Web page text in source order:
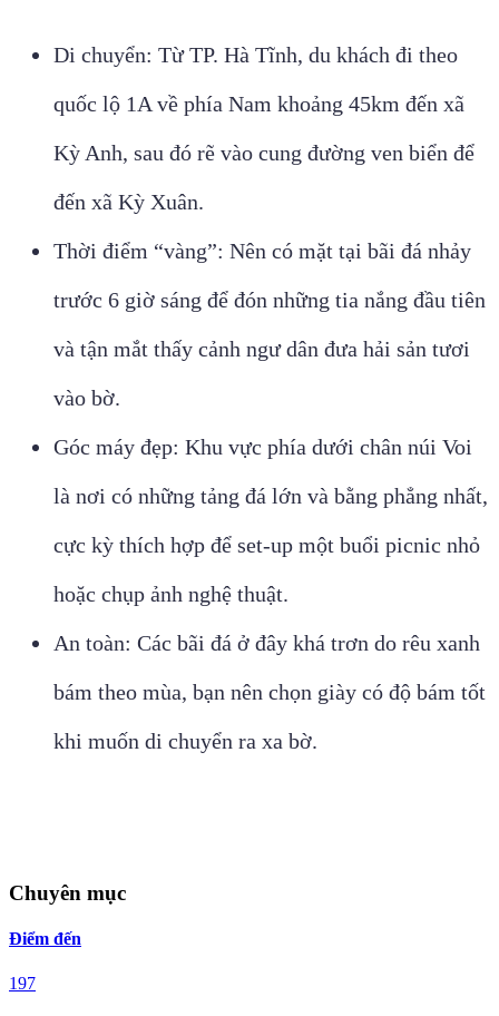
Di chuyển: Từ TP. Hà Tĩnh, du khách đi theo
quốc lộ 1A về phía Nam khoảng 45km đến xã
Kỳ Anh, sau đó rẽ vào cung đường ven biển để
đến xã Kỳ Xuân.
Thời điểm “vàng”: Nên có mặt tại bãi đá nhảy
trước 6 giờ sáng để đón những tia nắng đầu tiên
và tận mắt thấy cảnh ngư dân đưa hải sản tươi
vào bờ.
Góc máy đẹp: Khu vực phía dưới chân núi Voi
là nơi có những tảng đá lớn và bằng phẳng nhất,
cực kỳ thích hợp để set-up một buổi picnic nhỏ
hoặc chụp ảnh nghệ thuật.
An toàn: Các bãi đá ở đây khá trơn do rêu xanh
bám theo mùa, bạn nên chọn giày có độ bám tốt
khi muốn di chuyển ra xa bờ.
Chuyên mục
Điểm đến
197